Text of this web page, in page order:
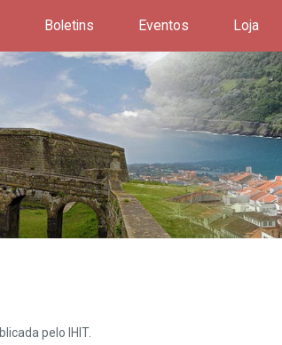
Boletins Eventos Loja
pelo IHIT.